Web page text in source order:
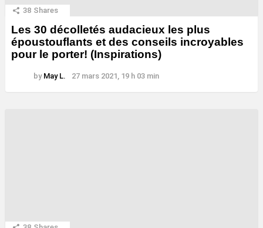
38 Shares
Les 30 décolletés audacieux les plus
époustouflants et des conseils incroyables
pour le porter! (Inspirations)
by May L. 27 mars 2021, 19 h 03 min